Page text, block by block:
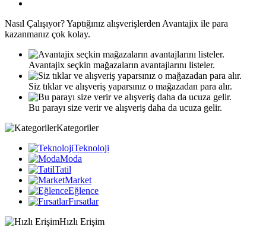
Nasıl Çalışıyor?Yaptığınız alışverişlerden Avantajix ile para
kazanmanız çok kolay.
Avantajix seçkin mağazaların avantajlarını listeler.
Siz tıklar ve alışveriş yaparsınız o mağazadan para alır.
Bu parayı size verir ve alışveriş daha da ucuza gelir.
Kategoriler
Teknoloji
Moda
Tatil
Market
Eğlence
Fırsatlar
Hızlı Erişim